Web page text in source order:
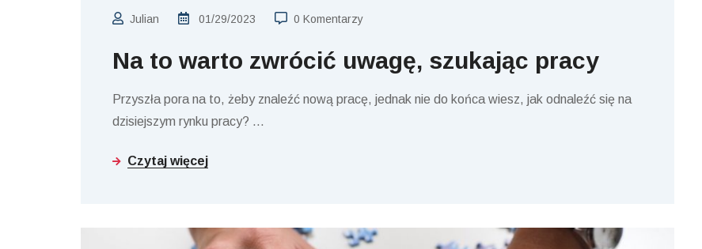
Julian 01/29/2023 0 Komentarzy
Na to warto zwrócić uwagę, szukając pracy
Przyszła pora na to, żeby znaleźć nową pracę, jednak nie do końca wiesz, jak odnaleźć się na
dzisiejszym rynku pracy? …
Czytaj więcej